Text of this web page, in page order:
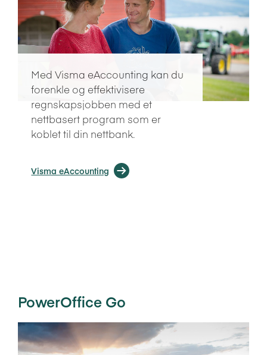
Med Visma eAccounting kan du
forenkle og effektivisere
regnskapsjobben med et
nettbasert program som er
koblet til din nettbank.
Visma eAccounting
PowerOffice Go